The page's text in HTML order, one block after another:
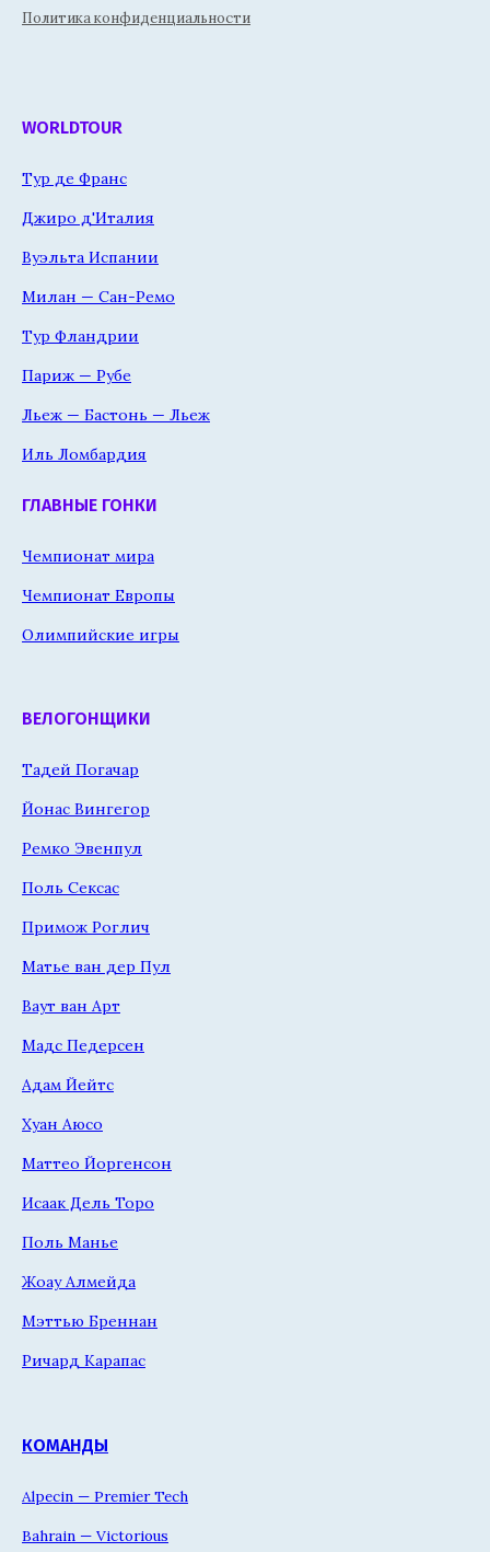
Политика конфиденциальности
WORLDTOUR
Тур де Франс
Джиро д'Италия
Вуэльта Испании
Милан — Сан-Ремо
Тур Фландрии
Париж — Рубе
Льеж — Бастонь — Льеж
Иль Ломбардия
ГЛАВНЫЕ ГОНКИ
Чемпионат мира
Чемпионат Европы
Олимпийские игры
ВЕЛОГОНЩИКИ
Тадей Погачар
Йонас Вингегор
Ремко Эвенпул
Поль Сексас
Примож Роглич
Матье ван дер Пул
Ваут ван Арт
Мадс Педерсен
Адам Йейтс
Хуан Аюсо
Маттео Йоргенсон
Исаак Дель Торо
Поль Манье
Жоау Алмейда
Мэттью Бреннан
Ричард Карапас
КОМАНДЫ
Alpecin — Premier Tech
Bahrain — Victorious